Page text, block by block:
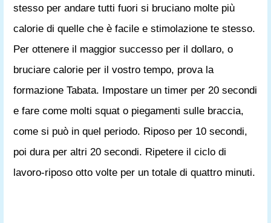
stesso per andare tutti fuori si bruciano molte più
calorie di quelle che è facile e stimolazione te stesso.
Per ottenere il maggior successo per il dollaro, o
bruciare calorie per il vostro tempo, prova la
formazione Tabata. Impostare un timer per 20 secondi
e fare come molti squat o piegamenti sulle braccia,
come si può in quel periodo. Riposo per 10 secondi,
poi dura per altri 20 secondi. Ripetere il ciclo di
lavoro-riposo otto volte per un totale di quattro minuti.